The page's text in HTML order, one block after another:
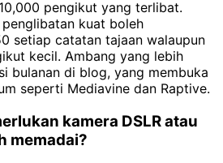
pengikut yang terlibat.
kuat boleh
setiap catatan tajaan walaupun
kecil. Ambang yang lebih
bulanan di blog, yang membuka
seperti Mediavine dan Raptive.
kamera DSLR atau
memadai?